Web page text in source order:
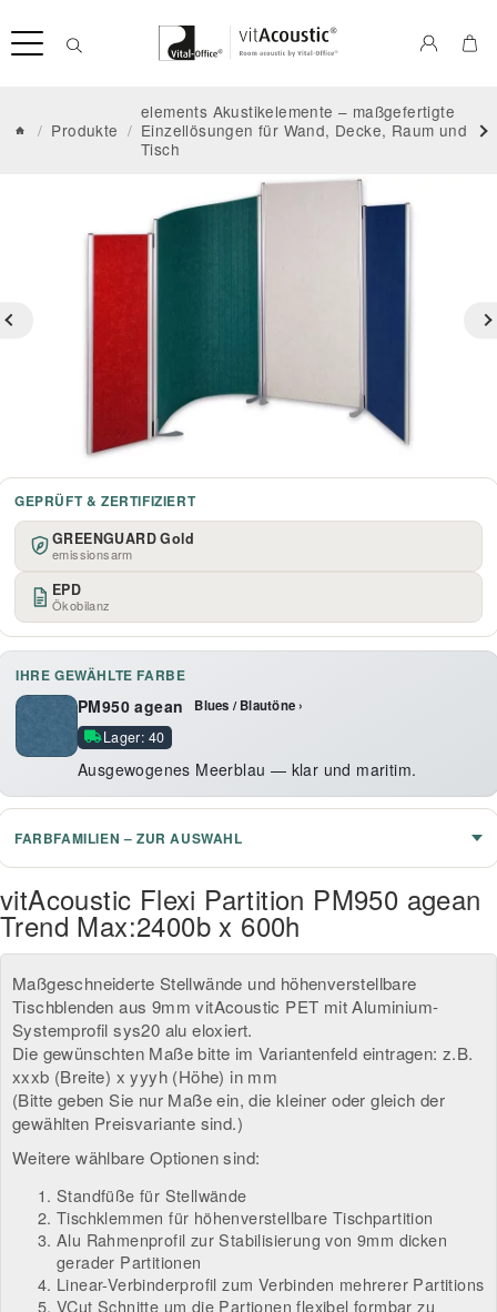
/ Produkte /
elements Akustikelemente – maßgefertigte
Einzellösungen für Wand, Decke, Raum und
Tisch
GEPRÜFT & ZERTIFIZIERT
GREENGUARD Gold
emissionsarm
EPD
Ökobilanz
IHRE GEWÄHLTE FARBE
PM950 agean Blues / Blautöne ›
Lager: 40
Ausgewogenes Meerblau — klar und maritim.
FARBFAMILIEN – ZUR AUSWAHL
vitAcoustic Flexi Partition PM950 agean
Trend Max:2400b x 600h
Maßgeschneiderte Stellwände und höhenverstellbare
Tischblenden aus 9mm vitAcoustic PET mit Aluminium-
Systemprofil sys20 alu eloxiert.
Die gewünschten Maße bitte im Variantenfeld eintragen: z.B.
xxxb (Breite) x yyyh (Höhe) in mm
(Bitte geben Sie nur Maße ein, die kleiner oder gleich der
gewählten Preisvariante sind.)
Weitere wählbare Optionen sind:
Standfüße für Stellwände
Tischklemmen für höhenverstellbare Tischpartition
Alu Rahmenprofil zur Stabilisierung von 9mm dicken
gerader Partitionen
Linear-Verbinderprofil zum Verbinden mehrerer Partitions
VCut Schnitte um die Partionen flexibel formbar zu